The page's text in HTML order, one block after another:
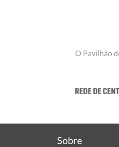
O Pavilhão
Sobre